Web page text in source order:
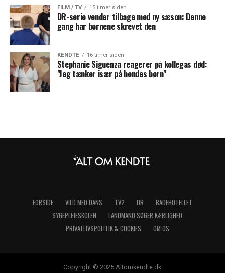
FILM / TV 15 timer siden
DR-serie vender tilbage med ny sæson: Denne
gang har børnene skrevet den
KENDTE 16 timer siden
Stephanie Siguenza reagerer på kollegas død:
"Jeg tænker især på hendes børn"
FORSIDE VILD MED DANS TV2 DR
BADEHOTELLET
SYGEPLEJESKOLEN
LANDMAND SØGER KÆRLIGHED
PRIVATLIVSPOLITIK & COOKIES
OM OS
Copyright © 2025 Altomkendte.dk